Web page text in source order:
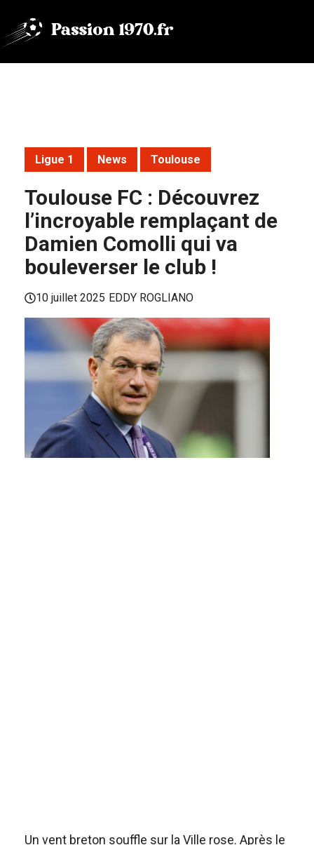
contenu
Ligue 1 News Toulouse
Toulouse FC : Découvrez
l’incroyable remplaçant de
Damien Comolli qui va
bouleverser le club !
10 juillet 2025 EDDY ROGLIANO
Un vent breton souffle sur la Ville rose. Après le